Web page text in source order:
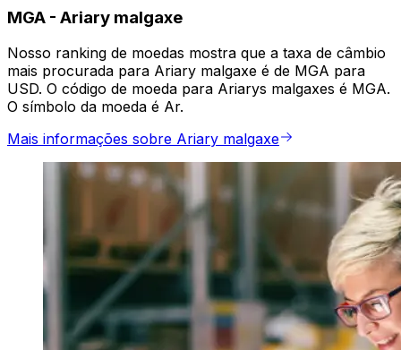
MGA - Ariary malgaxe
Nosso ranking de moedas mostra que a taxa de câmbio
mais procurada para Ariary malgaxe é de MGA para
USD. O código de moeda para Ariarys malgaxes é MGA.
O símbolo da moeda é Ar.
Mais informações sobre Ariary malgaxe